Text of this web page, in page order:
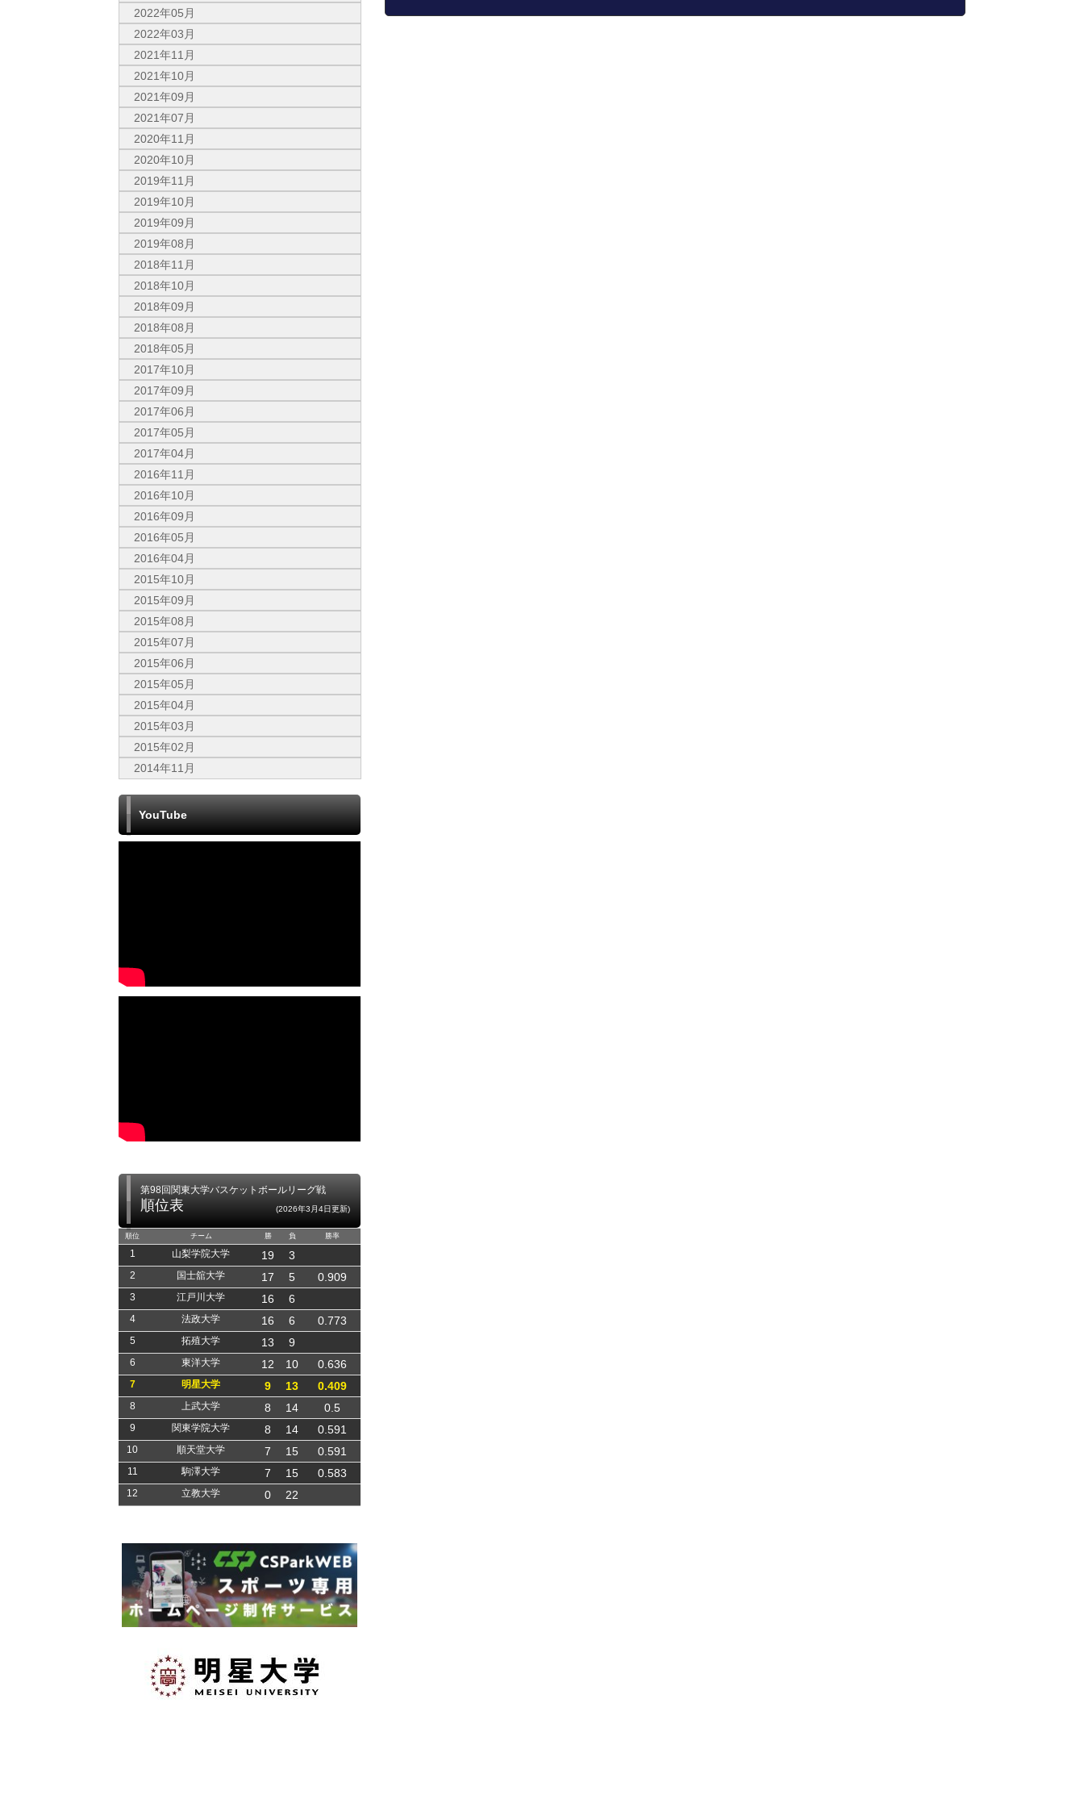
2022年05月
2022年03月
2021年11月
2021年10月
2021年09月
2021年07月
2020年11月
2020年10月
2019年11月
2019年10月
2019年09月
2019年08月
2018年11月
2018年10月
2018年09月
2018年08月
2018年05月
2017年10月
2017年09月
2017年06月
2017年05月
2017年04月
2016年11月
2016年10月
2016年09月
2016年05月
2016年04月
2015年10月
2015年09月
2015年08月
2015年07月
2015年06月
2015年05月
2015年04月
2015年03月
2015年02月
2014年11月
YouTube
第98回関東大学バスケットボールリーグ戦
順位表 (2026年3月4日更新)
順位 チーム 勝 負 勝率
1 山梨学院大学 19 3
2 国士舘大学 17 5 0.909
3 江戸川大学 16 6
4 法政大学 16 6 0.773
5 拓殖大学 13 9
6 東洋大学 12 10 0.636
7 明星大学 9 13 0.409
8 上武大学 8 14 0.5
9 関東学院大学 8 14 0.591
10 順天堂大学 7 15 0.591
11 駒澤大学 7 15 0.583
12 立教大学 0 22